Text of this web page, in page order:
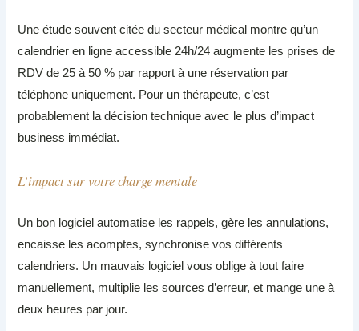
Une étude souvent citée du secteur médical montre qu’un
calendrier en ligne accessible 24h/24 augmente les prises de
RDV de 25 à 50 % par rapport à une réservation par
téléphone uniquement. Pour un thérapeute, c’est
probablement la décision technique avec le plus d’impact
business immédiat.
L’impact sur votre charge mentale
Un bon logiciel automatise les rappels, gère les annulations,
encaisse les acomptes, synchronise vos différents
calendriers. Un mauvais logiciel vous oblige à tout faire
manuellement, multiplie les sources d’erreur, et mange une à
deux heures par jour.